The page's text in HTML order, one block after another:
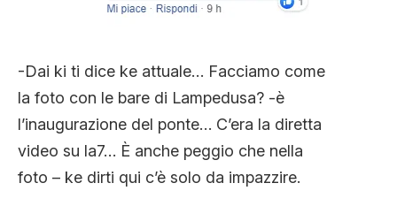
-Dai ki ti dice ke attuale… Facciamo come
la foto con le bare di Lampedusa? -è
l’inaugurazione del ponte… C’era la diretta
video su la7… È anche peggio che nella
foto – ke dirti qui c’è solo da impazzire.